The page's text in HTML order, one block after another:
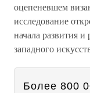
оцепеневшем
исследование
начала развития
западного
Более 800